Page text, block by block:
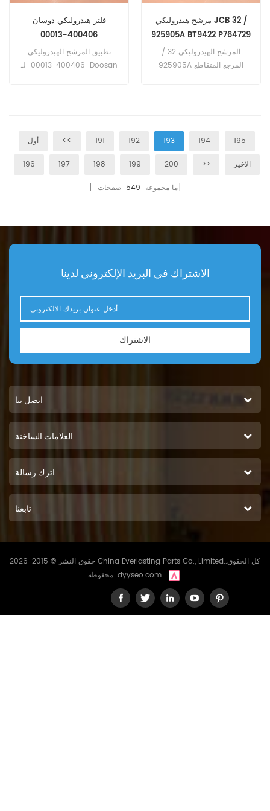
فلتر هيدروليكي دوسان
400406-00013
تطبيق المرشح الهيدروليكي
400406-00013 لـ Doosan
مرشح هيدروليكي JCB 32 /
925905A BT9422 P764729
HF35498 050132315401
AT336140
المرشح الهيدروليكي 32 /
925905A المرجع المتقاطع
أول << 191 192 193 194 195
196 197 198 199 200 >> الاخير
[ ما مجموعه 549 صفحات]
الاشتراك في البريد الإلكتروني لدينا
الاشتراك
اتصل بنا
العلامات الساخنة
اترك رسالة
تابعنا
حقوق النشر © 2015-2026 China Everlasting Parts Co., Limited..كل الحقوق
محفوظة. dyyseo.com